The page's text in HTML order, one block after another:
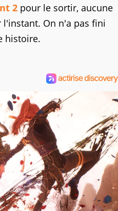
2 pour le sortir, aucune
On n'a pas fini
histoire.